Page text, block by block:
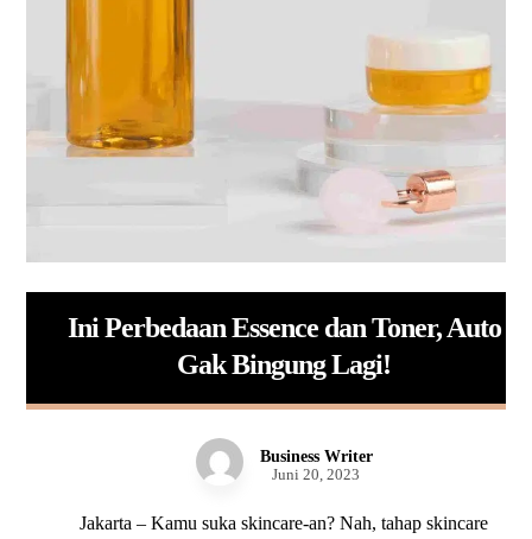
Ini Perbedaan Essence dan Toner, Auto
Gak Bingung Lagi!
Business Writer
Juni 20, 2023
Jakarta – Kamu suka skincare-an? Nah, tahap skincare